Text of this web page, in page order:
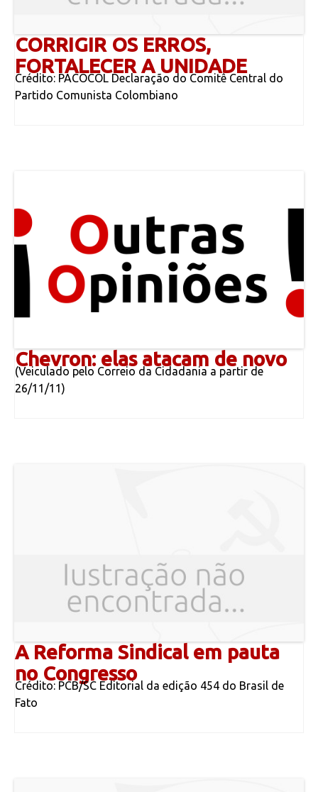
CORRIGIR OS ERROS,
FORTALECER A UNIDADE
Crédito: PACOCOL Declaração do Comitê Central do
Partido Comunista Colombiano
Chevron: elas atacam de novo
(Veiculado pelo Correio da Cidadania a partir de
26/11/11)
A Reforma Sindical em pauta
no Congresso
Crédito: PCB/SC Editorial da edição 454 do Brasil de
Fato